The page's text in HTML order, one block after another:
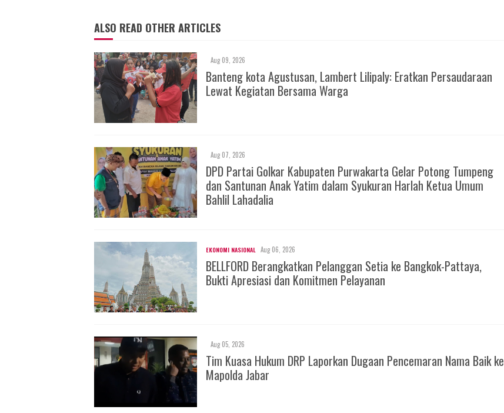
ALSO READ OTHER ARTICLES
Aug 09, 2026
Banteng kota Agustusan, Lambert Lilipaly: Eratkan Persaudaraan
Lewat Kegiatan Bersama Warga
Aug 07, 2026
DPD Partai Golkar Kabupaten Purwakarta Gelar Potong Tumpeng
dan Santunan Anak Yatim dalam Syukuran Harlah Ketua Umum
Bahlil Lahadalia
EKONOMI NASIONAL Aug 06, 2026
BELLFORD Berangkatkan Pelanggan Setia ke Bangkok-Pattaya,
Bukti Apresiasi dan Komitmen Pelayanan
Aug 05, 2026
Tim Kuasa Hukum DRP Laporkan Dugaan Pencemaran Nama Baik ke
Mapolda Jabar